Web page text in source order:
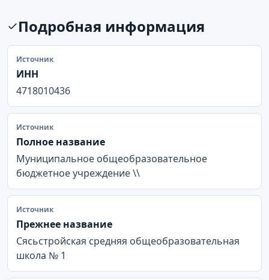
Подробная информация
Источник
ИНН
4718010436
Источник
Полное название
Муниципальное общеобразовательное
бюджетное учреждение \\
Источник
Прежнее название
Сясьстройская средняя общеобразовательная
школа № 1